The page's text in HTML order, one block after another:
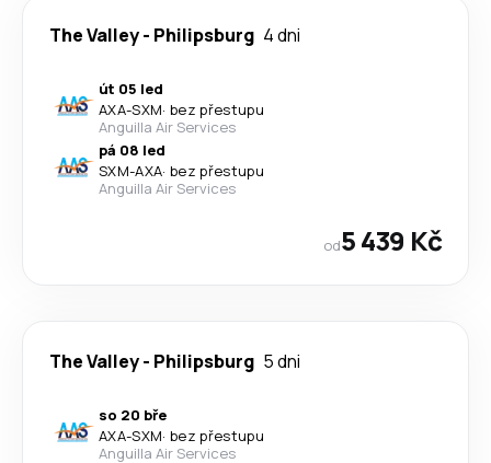
The Valley- Philipsburg 4 dni
út 05 led
AXA-SXM· bez přestupu
Anguilla Air Services
pá 08 led
SXM-AXA· bez přestupu
Anguilla Air Services
od5 439 Kč
The Valley- Philipsburg 5 dni
so 20 bře
AXA-SXM· bez přestupu
Anguilla Air Services